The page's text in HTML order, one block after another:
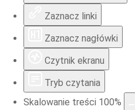
Zaznacz linki
Zaznacz nagłówki
Czytnik ekranu
Tryb czytania
Skalowanie treści 100%